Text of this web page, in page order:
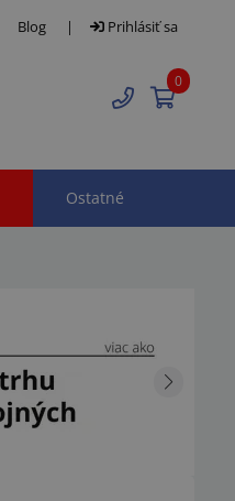
Blog | Prihlásiť sa
0
Ostatné